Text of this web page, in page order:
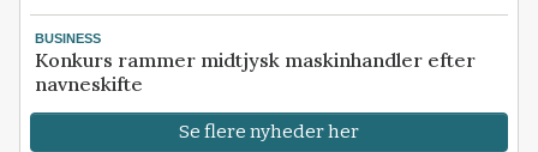
BUSINESS
Konkurs rammer midtjysk maskinhandler efter
navneskifte
Se flere nyheder her